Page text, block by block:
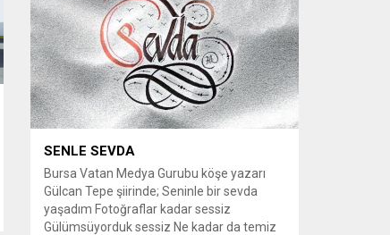
emeklilik haklarının yeniden düzenlenmesi
talebiyle TBMM Dilekçe Komisyonu ve
Cumhurbaşkanlığı İletişim Merkezi
(CİMER) üzerinden resmi başvurular
yapılması çağrısında bulunuyor. Son
dönemde sosyal medya platformlarında
en çok konuşulan konular arasında...
SENLE SEVDA
Bursa Vatan Medya Gurubu köşe yazarı
Gülcan Tepe şiirinde; Seninle bir sevda
yaşadım Fotoğraflar kadar sessiz
Gülümsüyorduk sessiz Ne kadar da temiz